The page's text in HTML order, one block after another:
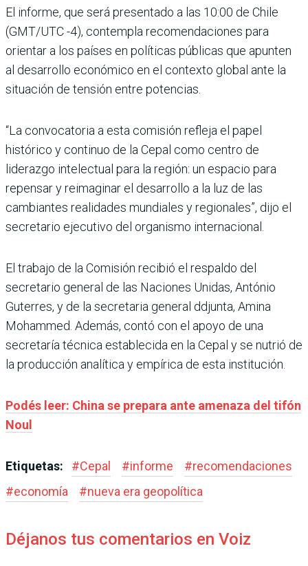
El informe, que será presentado a las 10:00 de Chile
(GMT/UTC -4), contempla recomendaciones para
orientar a los países en políticas públicas que apunten
al desarrollo económico en el contexto global ante la
situación de tensión entre potencias.
“La convocatoria a esta comisión refleja el papel
histórico y continuo de la Cepal como centro de
liderazgo intelectual para la región: un espacio para
repensar y reimaginar el desarrollo a la luz de las
cambiantes realidades mundiales y regionales”, dijo el
secretario ejecutivo del organismo internacional.
El trabajo de la Comisión recibió el respaldo del
secretario general de las Naciones Unidas, António
Guterres, y de la secretaria general ddjunta, Amina
Mohammed. Además, contó con el apoyo de una
secretaría técnica establecida en la Cepal y se nutrió de
la producción analítica y empírica de esta institución.
Podés leer: China se prepara ante amenaza del tifón
Noul
Etiquetas: #Cepal #informe #recomendaciones
#economía #nueva era geopolítica
Déjanos tus comentarios en Voiz